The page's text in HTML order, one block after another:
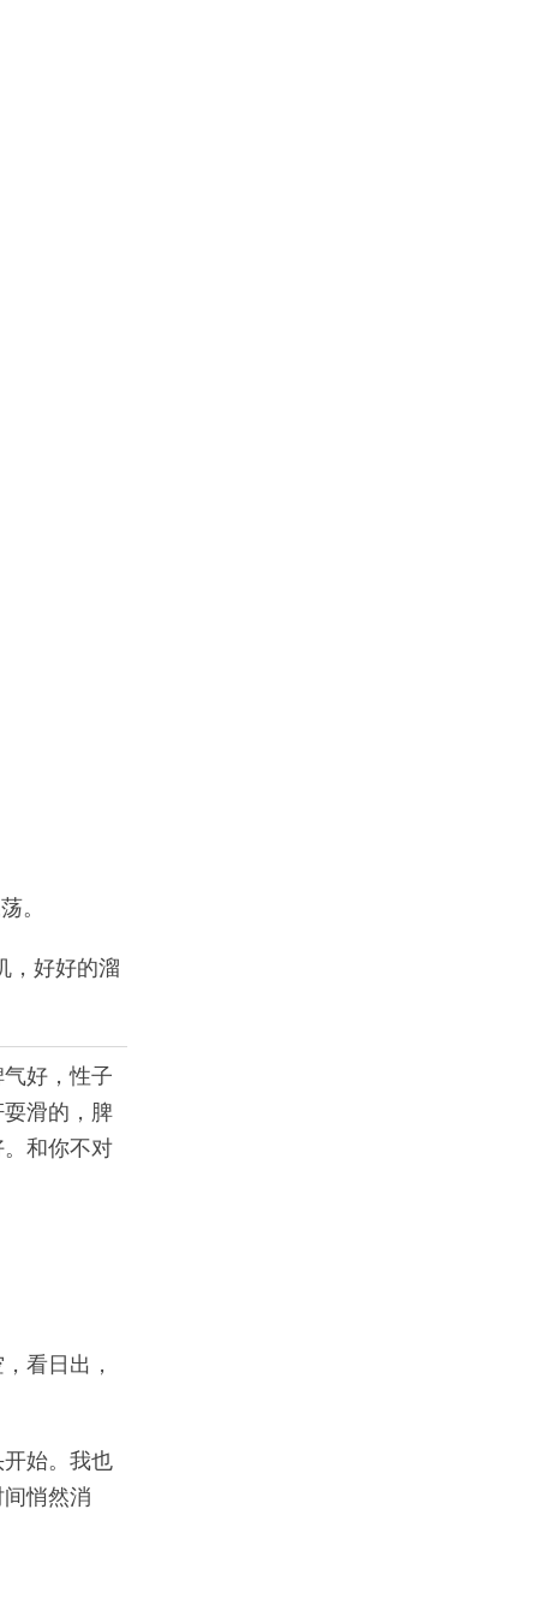
。
，好好的溜
好，性子
滑的，脾
和你不对
看日出，
始。我也
悄然消